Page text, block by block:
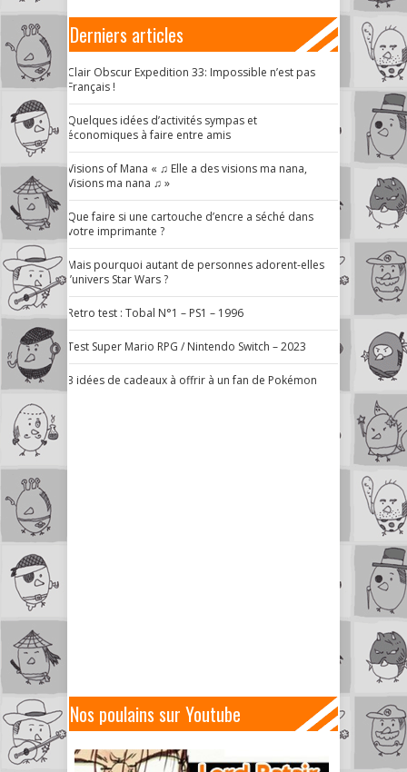
Derniers articles
Clair Obscur Expedition 33: Impossible n’est pas
Français !
Quelques idées d’activités sympas et
économiques à faire entre amis
Visions of Mana « ♫ Elle a des visions ma nana,
Visions ma nana ♫ »
Que faire si une cartouche d’encre a séché dans
votre imprimante ?
Mais pourquoi autant de personnes adorent-elles
l’univers Star Wars ?
Retro test : Tobal N°1 – PS1 – 1996
Test Super Mario RPG / Nintendo Switch – 2023
3 idées de cadeaux à offrir à un fan de Pokémon
Nos poulains sur Youtube